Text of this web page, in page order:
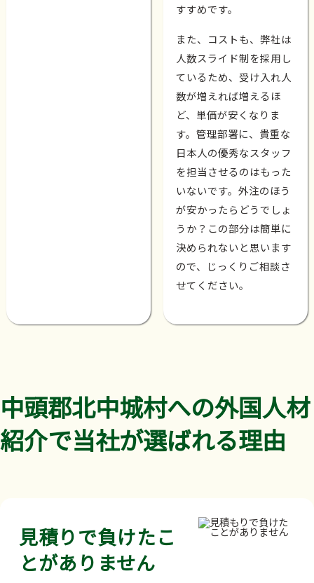
すすめです。
また、コストも、弊社は
人数スライド制を採用し
ているため、受け入れ人
数が増えれば増えるほ
ど、単価が安くなりま
す。管理部署に、貴重な
日本人の優秀なスタッフ
を担当させるのはもった
いないです。外注のほう
が安かったらどうでしょ
うか？この部分は簡単に
決められないと思います
ので、じっくりご相談さ
せてください。
中頭郡北中城村への外国人材
紹介で当社が選ばれる理由
見積りで負けたこ
とがありません